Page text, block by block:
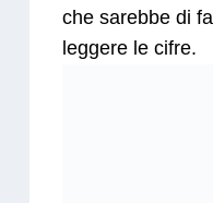
che sarebbe di
leggere le cifre.